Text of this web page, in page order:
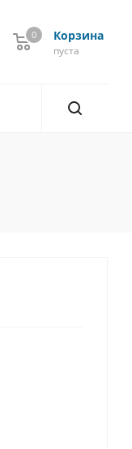
Корзина
0
пуста
0